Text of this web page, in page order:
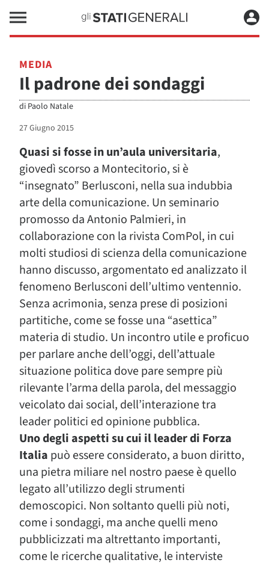
MEDIA
Il padrone dei sondaggi
di Paolo Natale
27 Giugno 2015
Quasi si fosse in un’aula universitaria,
giovedì scorso a Montecitorio, si è
“insegnato” Berlusconi, nella sua indubbia
arte della comunicazione. Un seminario
promosso da Antonio Palmieri, in
collaborazione con la rivista ComPol, in cui
molti studiosi di scienza della comunicazione
hanno discusso, argomentato ed analizzato il
fenomeno Berlusconi dell’ultimo ventennio.
Senza acrimonia, senza prese di posizioni
partitiche, come se fosse una “asettica”
materia di studio. Un incontro utile e proficuo
per parlare anche dell’oggi, dell’attuale
situazione politica dove pare sempre più
rilevante l’arma della parola, del messaggio
veicolato dai social, dell’interazione tra
leader politici ed opinione pubblica.
Uno degli aspetti su cui il leader di Forza
Italia può essere considerato, a buon diritto,
una pietra miliare nel nostro paese è quello
legato all’utilizzo degli strumenti
demoscopici. Non soltanto quelli più noti,
come i sondaggi, ma anche quelli meno
pubblicizzati ma altrettanto importanti,
come le ricerche qualitative, le interviste